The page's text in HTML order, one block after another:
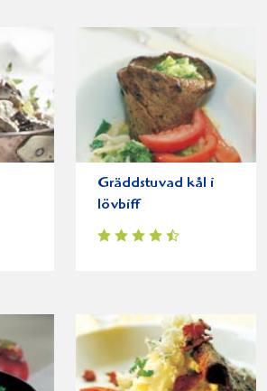
Gräddstuvad kål i
lövbiff